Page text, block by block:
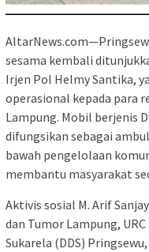
sesama kembali
Irjen Pol Helmy Santika,
operasional kepada para
Lampung. Mobil berjenis
difungsikan sebagai
bawah pengelolaan
membantu masyarakat
Aktivis sosial M. Arif
dan Tumor Lampung,
Sukarela (DDS)